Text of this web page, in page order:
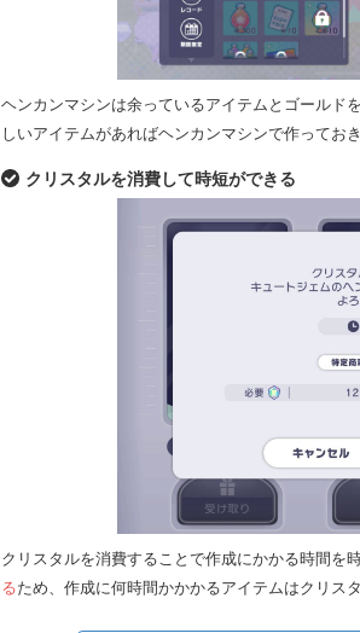
ヘンカンマシンは余っているアイテムとゴールド
しいアイテムがあればヘンカンマシンで作っておき
クリスタルを消費して時短ができる
クリスタルを消費することで作成にかかる時間を
るため、作成に何時間かかかるアイテムはクリス